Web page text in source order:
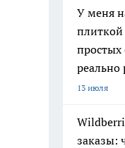
У меня
простых
реально
13 июля
заказы: